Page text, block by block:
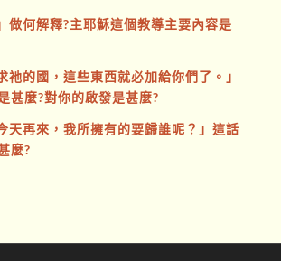
做何解釋?主耶穌這個教導主要內容是
祂的國，這些東西就必加給你們了。」
甚麼?對你的啟發是甚麼?
天再來，我所擁有的要歸誰呢？」這話
麼?